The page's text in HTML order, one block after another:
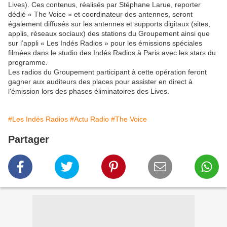
Lives). Ces contenus, réalisés par Stéphane Larue, reporter
dédié « The Voice » et coordinateur des antennes, seront
également diffusés sur les antennes et supports digitaux (sites,
applis, réseaux sociaux) des stations du Groupement ainsi que
sur l’appli « Les Indés Radios » pour les émissions spéciales
filmées dans le studio des Indés Radios à Paris avec les stars du
programme.
Les radios du Groupement participant à cette opération feront
gagner aux auditeurs des places pour assister en direct à
l'émission lors des phases éliminatoires des Lives.
#Les Indés Radios #Actu Radio #The Voice
Partager